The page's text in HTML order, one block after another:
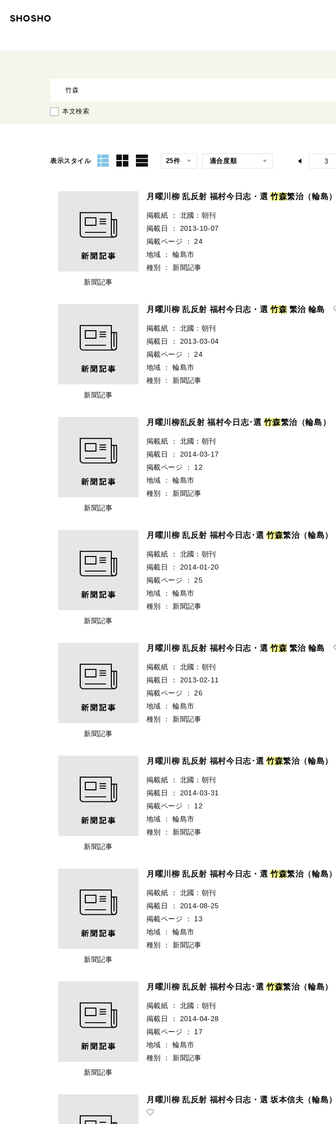
本文検索
表示スタイル
新聞記事
月曜川柳 乱反射 福村今日志・選 竹森繁治（輪島）
掲載紙 ：
北國：朝刊
掲載日
：
2013-10-07
掲載ページ
：
24
地域
：
輪島市
種別
： 新聞記事
新聞記事
月曜川柳 乱反射 福村今日志・選 竹森 繁治 輪島
掲載紙 ：
北國：朝刊
掲載日
：
2013-03-04
掲載ページ
：
24
地域
：
輪島市
種別
： 新聞記事
新聞記事
月曜川柳乱反射 福村今日志･選竹森繁治（輪島）
掲載紙 ：
北國：朝刊
掲載日
：
2014-03-17
掲載ページ
：
12
地域
：
輪島市
種別
： 新聞記事
新聞記事
月曜川柳 乱反射 福村今日志･選 竹森繁治（輪島）
掲載紙 ：
北國：朝刊
掲載日
：
2014-01-20
掲載ページ
：
25
地域
：
輪島市
種別
： 新聞記事
新聞記事
月曜川柳 乱反射 福村今日志・選 竹森 繁治 輪島
掲載紙 ：
北國：朝刊
掲載日
：
2013-02-11
掲載ページ
：
26
地域
：
輪島市
種別
： 新聞記事
新聞記事
月曜川柳 乱反射 福村今日志･選 竹森繁治（輪島）
掲載紙 ：
北國：朝刊
掲載日
：
2014-03-31
掲載ページ
：
12
地域
：
輪島市
種別
： 新聞記事
新聞記事
月曜川柳 乱反射 福村今日志・選 竹森繁治（輪島）
掲載紙 ：
北國：朝刊
掲載日
：
2014-08-25
掲載ページ
：
13
地域
：
輪島市
種別
： 新聞記事
新聞記事
月曜川柳 乱反射 福村今日志･選 竹森繁治（輪島）
掲載紙 ：
北國：朝刊
掲載日
：
2014-04-28
掲載ページ
：
17
地域
：
輪島市
種別
： 新聞記事
月曜川柳 乱反射 福村今日志・選 坂本信夫（輪島）